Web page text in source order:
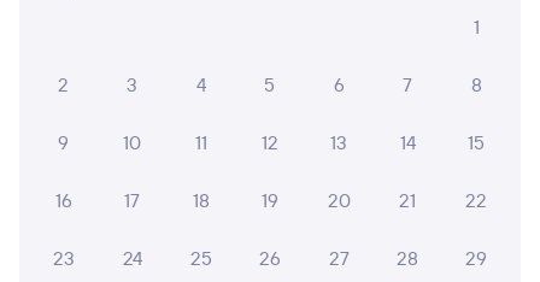
1
2 3 4 5 6 7 8
9 10 11 12 13 14 15
16 17 18 19 20 21 22
23 24 25 26 27 28 29